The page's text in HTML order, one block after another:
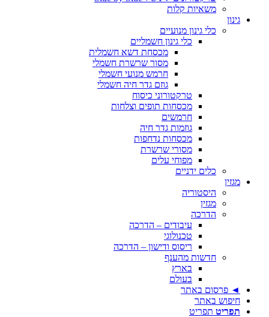
משאיות קלות
גינון
כלי גינון מנועיים
כלי גינון חשמליים
מכסחת דשא חשמלית
מסור שרשרת חשמלי
חרמש מנועי חשמלי
גוזם גדר חיה חשמלי
טרקטורוני כיסוח
מכסחות תופים וצלחות
חרמשים
גוזמות גדר חיה
מכסחות נדחפות
מסורי שרשרת
מפוחי עלים
כלים ידניים
מגזין
היסטוריה
מגזין
הדרכה
עיבודים – הדרכה
טכנולוגי
ריסוס ודישון – הדרכה
חדשות מהענף
בארץ
בעולם
◄ פרסום באתר
חיפוש באתר
תפריט תפריט